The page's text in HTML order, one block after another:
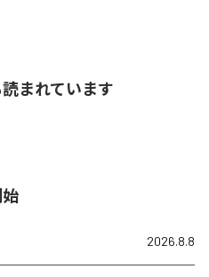
まれています
2026.8.8